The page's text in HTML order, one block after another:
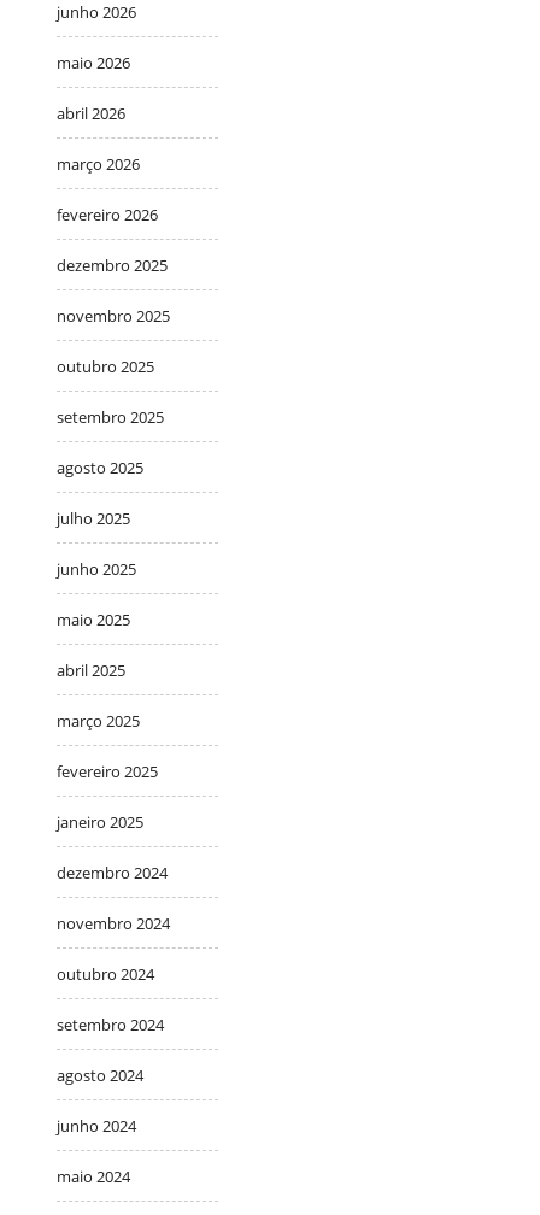
junho 2026
maio 2026
abril 2026
março 2026
fevereiro 2026
dezembro 2025
novembro 2025
outubro 2025
setembro 2025
agosto 2025
julho 2025
junho 2025
maio 2025
abril 2025
março 2025
fevereiro 2025
janeiro 2025
dezembro 2024
novembro 2024
outubro 2024
setembro 2024
agosto 2024
junho 2024
maio 2024